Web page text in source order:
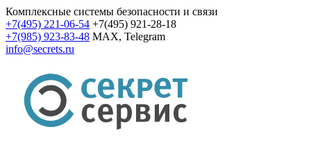
Комплексные системы безопасности и связи
+7(495) 221-06-54 +7(495) 921-28-18
+7(985) 923-83-48 MAX, Telegram
info@secrets.ru